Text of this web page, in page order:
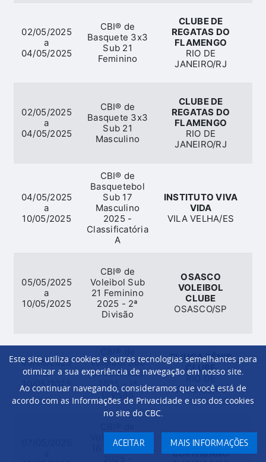
02/05/2025
a
04/05/2025
CBI® de
Basquete 3x3
Sub 21
Feminino
CLUBE DE
REGATAS DO
FLAMENGO
RIO DE
JANEIRO/RJ
02/05/2025
a
04/05/2025
CBI® de
Basquete 3x3
Sub 21
Masculino
CLUBE DE
REGATAS DO
FLAMENGO
RIO DE
JANEIRO/RJ
04/05/2025
a
10/05/2025
CBI® de
Basquetebol
Sub 17
Masculino
2025 -
Classificatória
A
INSTITUTO VIVA
VIDA
VILA VELHA/ES
05/05/2025
a
10/05/2025
CBI® de
Voleibol Sub
21 Feminino
2025 - 2ª
Divisão
OSASCO
VOLEIBOL
CLUBE
OSASCO/SP
05/05/2025
a
10/05/2025
Voleibol Sub
21 Feminino
2025 - 1ª
Divisão
TIJUCA TÊNIS
CLUBE
RIO DE
JANEIRO/RJ
Voleibol Sub
16 Feminino
CLUBE
CURITIBANO
Este site utiliza cookies e outras tecnologias semelhantes para
otimizar a sua experiência de navegação em nosso site.
Ao continuar navegando, consideramos que você está de
acordo com as Informações de Privacidade e uso dos cookies
no site do CBC.
ACEITAR MAIS INFORMAÇÕES